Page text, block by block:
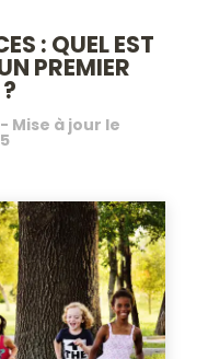
: QUEL EST
PREMIER
- Mise à jour le